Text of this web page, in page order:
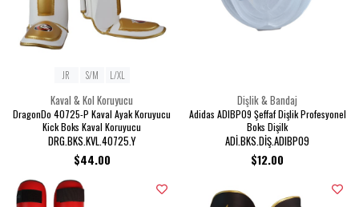
Kaval & Kol Koruyucu
DragonDo 40725-P Kaval Ayak Koruyucu
Kick Boks Kaval Koruyucu
DRG.BKS.KVL.40725.Y
$44.00
JR S/M L/XL
Dişlik & Bandaj
Adidas ADIBP09 Şeffaf Dişlik Profesyonel
Boks Dişilk
ADİ.BKS.DİŞ.ADIBP09
$12.00